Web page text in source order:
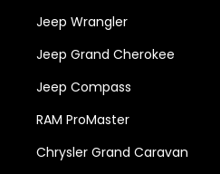
Jeep Wrangler
Jeep Grand Cherokee
Jeep Compass
RAM ProMaster
Chrysler Grand Caravan